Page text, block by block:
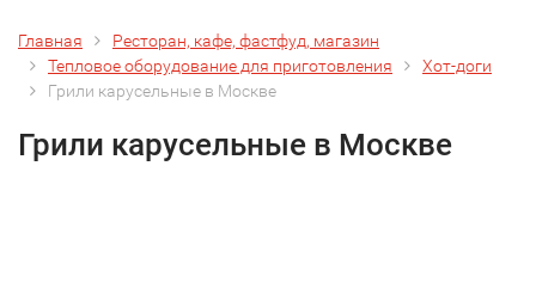
Главная
Ресторан, кафе, фастфуд, магазин
Тепловое оборудование для приготовления
Хот-доги
Грили карусельные в Москве
Грили карусельные в Москве